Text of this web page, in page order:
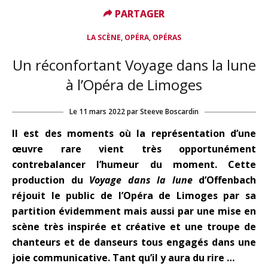
LA SCÈNE, OPÉRA, OPÉRAS
Un réconfortant Voyage dans la lune
à l’Opéra de Limoges
Le 11 mars 2022parSteeve Boscardin
Il est des moments où la représentation d’une
œuvre rare vient très opportunément
contrebalancer l’humeur du moment. Cette
production du Voyage dans la luned’Offenbach
réjouit le public de l’Opéra de Limoges par sa
partition évidemment mais aussi par une mise en
scène très inspirée et créative et une troupe de
chanteurs et de danseurs tous engagés dans une
joie communicative. Tant qu’il y aura du rire …
PARTAGER
PARTAGER